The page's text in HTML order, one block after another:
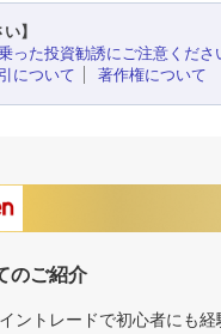
】
った投資勧誘にご注意くださ
について
著作権について
のご紹介
ントレードで初心者にも